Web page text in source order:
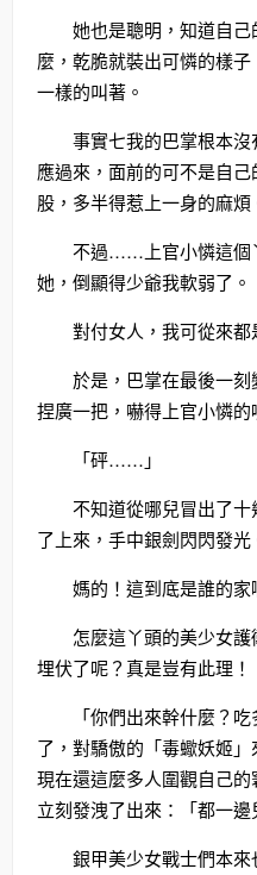
她也是聰明，知道自
麼，乾脆就裝出可憐的樣
一樣的叫著。
事實七我的巴掌根本
應過來，面前的可不是自
股，多半得惹上一身的麻煩
不過……上官小憐這個
她，倒顯得少爺我軟弱了。
對付女人，我可從來都
於是，巴掌在最後一
捏廣一把，嚇得上官小憐的
「砰……」
不知道從哪兒冒出了
了上來，手中銀劍閃閃發光
媽的！這到底是誰的家
怎麼這丫頭的美少女
埋伏了呢？真是豈有此理！
「你們出來幹什麼？
了，對驕傲的「毒蠍妖姬
現在還這麼多人圍觀自己
立刻發洩了出來：「都一邊
銀甲美少女戰士們本